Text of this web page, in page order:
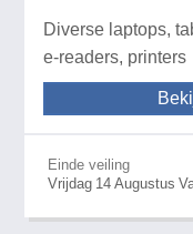
Diverse laptops,
e-readers, printers
Einde veiling
Vrijdag 14 Augustus